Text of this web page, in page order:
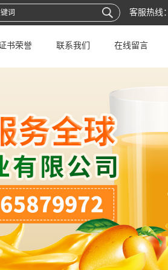
客服热线：
书荣誉 联系我们 在线留言